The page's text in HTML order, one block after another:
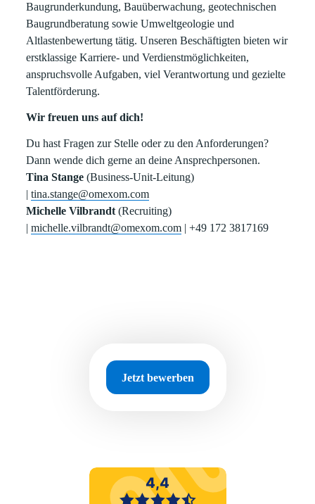
Baugrunderkundung, Bauüberwachung, geotechnischen
Baugrundberatung sowie Umweltgeologie und
Altlastenbewertung tätig. Unseren Beschäftigten bieten wir
erstklassige Karriere- und Verdienstmöglichkeiten,
anspruchsvolle Aufgaben, viel Verantwortung und gezielte
Talentförderung.
Wir freuen uns auf dich!
Du hast Fragen zur Stelle oder zu den Anforderungen?
Dann wende dich gerne an deine Ansprechpersonen.
Tina Stange(Business-Unit-Leitung)
| tina.stange@omexom.com
Michelle Vilbrandt(Recruiting)
| michelle.vilbrandt@omexom.com | +49 172 3817169
Jetzt bewerben